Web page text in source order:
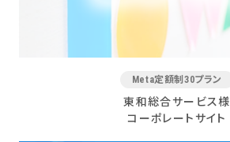
Meta定額制30プラン
東和総合サービス様
コーポレートサイト